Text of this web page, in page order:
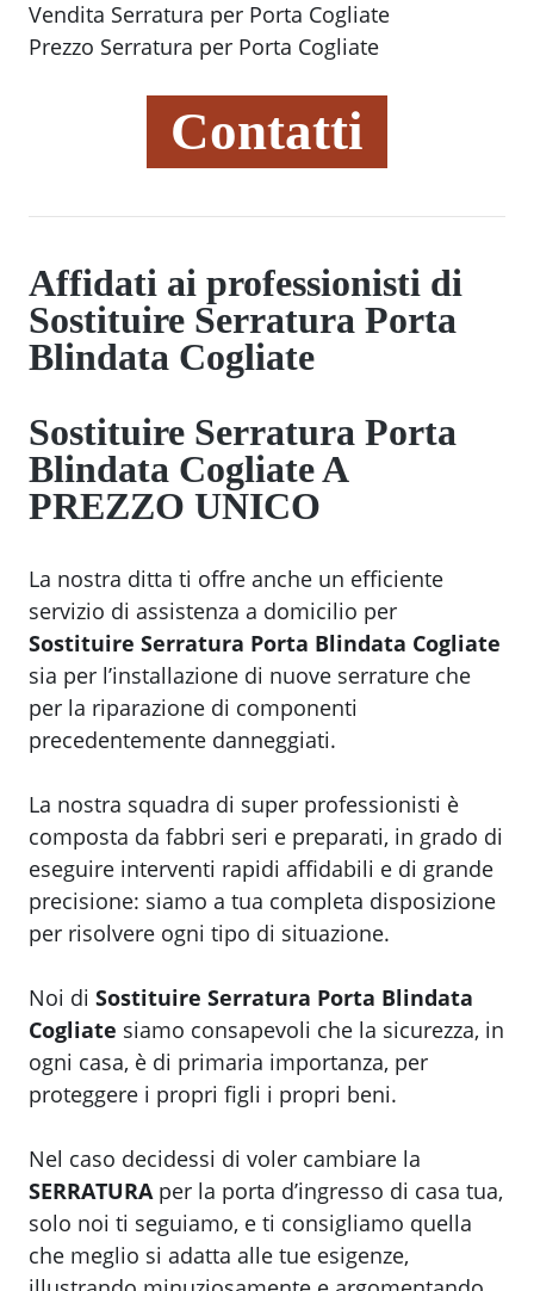
Vendita Serratura per Porta Cogliate
Prezzo Serratura per Porta Cogliate
Contatti
Affidati ai professionisti di
Sostituire Serratura Porta
Blindata Cogliate
Sostituire Serratura Porta
Blindata CogliateA
PREZZO UNICO
La nostra ditta ti offre anche un efficiente
servizio di assistenza a domicilio per
Sostituire Serratura Porta Blindata Cogliate
sia per l’installazione di nuove serrature che
per la riparazione di componenti
precedentemente danneggiati.
La nostra squadra di super professionisti è
composta da fabbri seri e preparati, in grado di
eseguire interventi rapidi affidabili e di grande
precisione: siamo a tua completa disposizione
per risolvere ogni tipo di situazione.
Noi di Sostituire Serratura Porta Blindata
Cogliate siamo consapevoli che la sicurezza, in
ogni casa, è di primaria importanza, per
proteggere i propri figli i propri beni.
Nel caso decidessi di voler cambiare la
SERRATURAper la porta d’ingresso di casa tua,
solo noi ti seguiamo, e ti consigliamo quella
che meglio si adatta alle tue esigenze,